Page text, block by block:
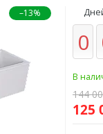
–13%
0
В
144
125